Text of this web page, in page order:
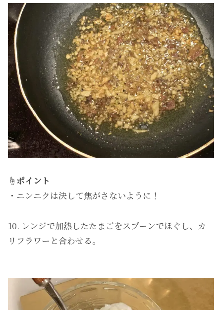
☝️ ポイント
・ニンニクは決して焦がさないように！
10. レンジで加熱したたまごをスプーンでほぐし、カ
リフラワーと合わせる。